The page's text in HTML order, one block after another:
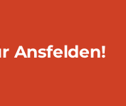
Ansfelden!